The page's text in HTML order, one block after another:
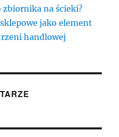
zbiornika na ścieki?
jako element
handlowej